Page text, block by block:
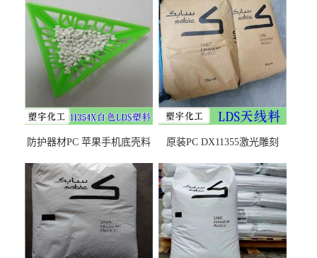
防护器材PC 苹果手机底壳料
之忧
原装PC DX11355激光雕刻